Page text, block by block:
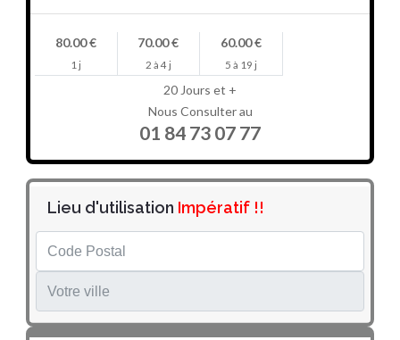
80.00 €
1 j
70.00 €
2 à 4 j
60.00 €
5 à 19 j
20 Jours et +
Nous Consulter au
01 84 73 07 77
Lieu d'utilisation Impératif !!